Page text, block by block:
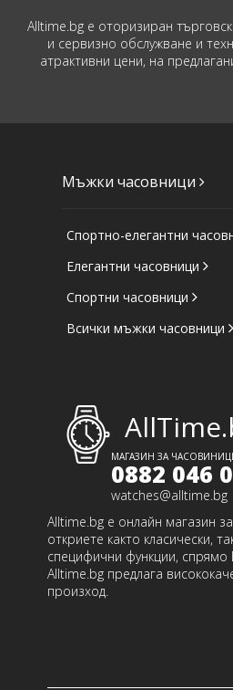
Alltime.bg е оторизиран
и сервизно обслужване и
атрактивни цени, на
Мъжки часовници
Спортно-елегантни
Елегантни часовници
Спортни часовници
Всички мъжки часовници
МАГАЗИН ЗА
0882 046
watches@alltime.bg
Alltime.bg е онлайн магазин
откриете както класически,
специфични функции, спрямо
Alltime.bg предлага
произход.